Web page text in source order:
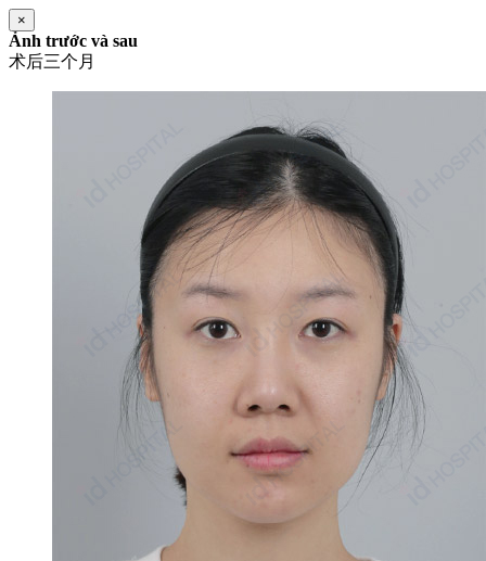
×
Ảnh trước và sau
术后三个月